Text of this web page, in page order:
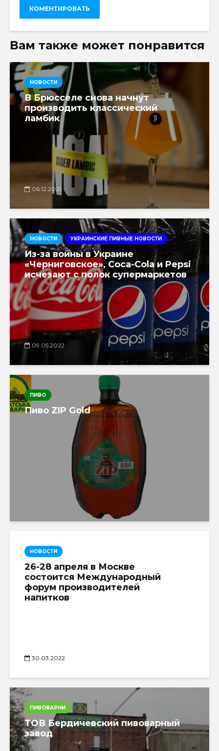
Вам также может понравится
НОВОСТИ
В Брюсселе снова начнут
производить классический
ламбик
06.12.2021
НОВОСТИ УКРАИНСКИЕ ПИВНЫЕ НОВОСТИ
Из-за войны в Украине
«Черниговское», Coca-Cola и Pepsi
исчезают с полок супермаркетов
09.05.2022
ПИВО
Пиво ZIP Gold
НОВОСТИ
26-28 апреля в Москве
состоится Международный
форум производителей
напитков
30.03.2022
ПИВОВАРНИ
ТОВ Бердичевский пивоварный
завод